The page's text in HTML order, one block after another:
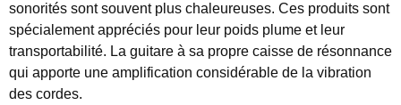
sonorités sont souvent plus chaleureuses. Ces produits sont
spécialement appréciés pour leur poids plume et leur
transportabilité. La guitare à sa propre caisse de résonnance
qui apporte une amplification considérable de la vibration
des cordes.